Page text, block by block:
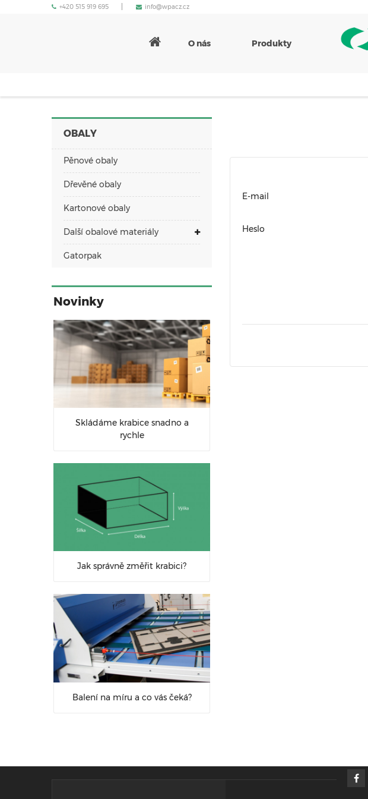
+420 515 919 695 info@wpacz.cz
O nás Produkty
OBALY
Pěnové obaly
Dřevěné obaly
Kartonové obaly
Další obalové materiály
Gatorpak
Novinky
Skládáme krabice snadno a
rychle
Jak správně změřit krabici?
Balení na míru a co vás čeká?
E-mail
Heslo